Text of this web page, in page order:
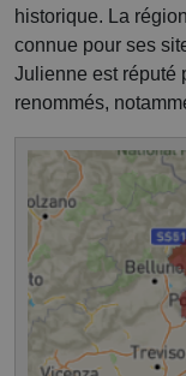
historique. La
connue pour ses
Julienne est réputé
renommés,